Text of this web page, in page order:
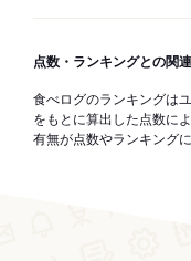
点数・ランキングとの関
食べログのランキングは
をもとに算出した点数に
有無が点数やランキング